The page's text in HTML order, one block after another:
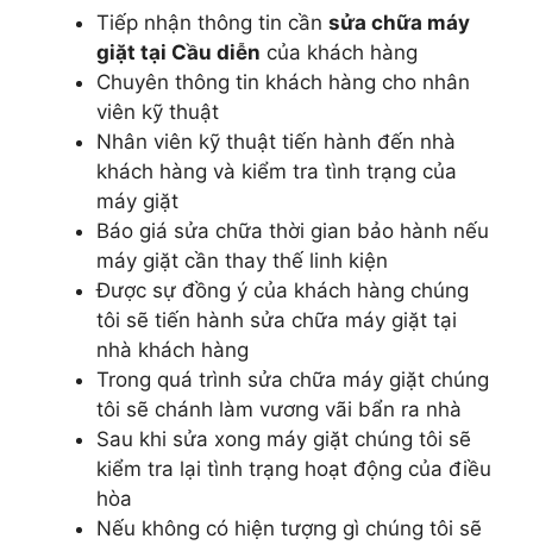
Tiếp nhận thông tin cần sửa chữa máy
giặt tại Cầu diễn của khách hàng
Chuyên thông tin khách hàng cho nhân
viên kỹ thuật
Nhân viên kỹ thuật tiến hành đến nhà
khách hàng và kiểm tra tình trạng của
máy giặt
Báo giá sửa chữa thời gian bảo hành nếu
máy giặt cần thay thế linh kiện
Được sự đồng ý của khách hàng chúng
tôi sẽ tiến hành sửa chữa máy giặt tại
nhà khách hàng
Trong quá trình sửa chữa máy giặt chúng
tôi sẽ chánh làm vương vãi bẩn ra nhà
Sau khi sửa xong máy giặt chúng tôi sẽ
kiểm tra lại tình trạng hoạt động của điều
hòa
Nếu không có hiện tượng gì chúng tôi sẽ